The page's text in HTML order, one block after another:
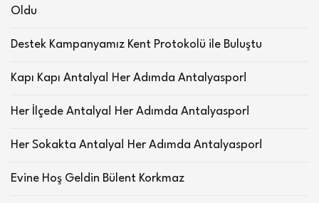
Oldu
Destek Kampanyamız Kent Protokolü ile Buluştu
Kapı Kapı Antalya! Her Adımda Antalyaspor!
Her İlçede Antalya! Her Adımda Antalyaspor!
Her Sokakta Antalya! Her Adımda Antalyaspor!
Evine Hoş Geldin Bülent Korkmaz